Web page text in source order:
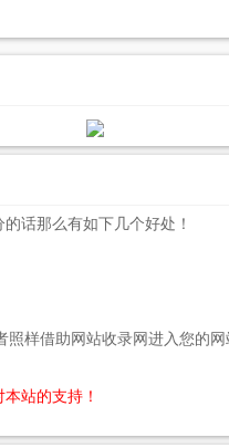
话那么有如下几个好处！
样借助网站收录网进入您的网
站的支持！